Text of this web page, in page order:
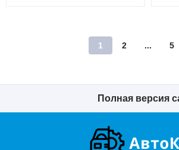
1 2 ... 5
Полная версия